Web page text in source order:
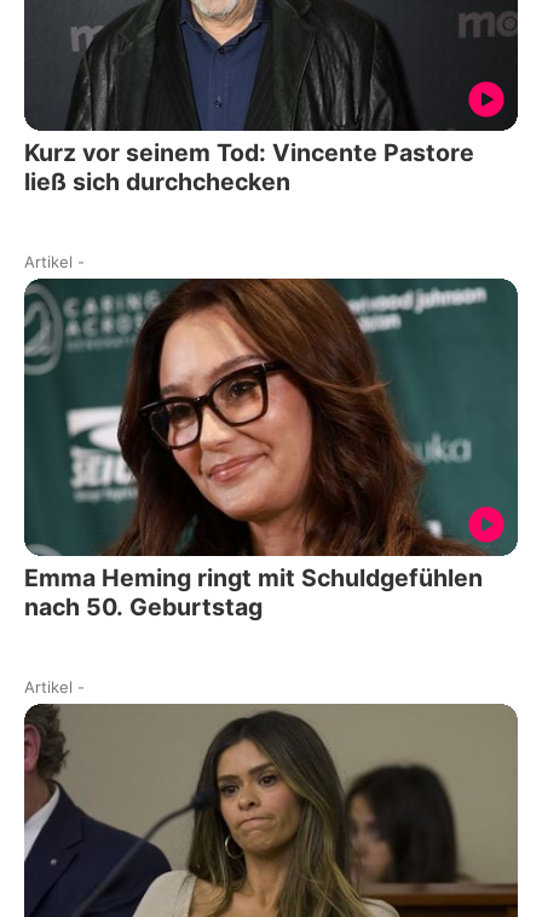
Kurz vor seinem Tod: Vincente Pastore
ließ sich durchchecken
Artikel -
Emma Heming ringt mit Schuldgefühlen
nach 50. Geburtstag
Artikel -